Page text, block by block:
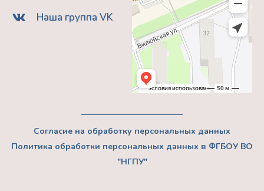
Наша группа VK
Согласие на обработку персональных данных
Политика обработки персональных данных в ФГБОУ ВО
"НГПУ"